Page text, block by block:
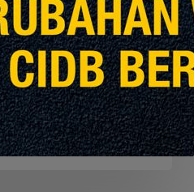
Info Terkini
CONTRACTOR TO
SERVICES FOR